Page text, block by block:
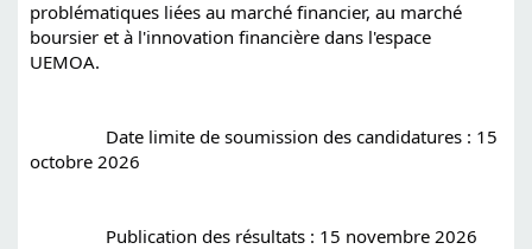
problématiques liées au marché financier, au marché
boursier et à l'innovation financière dans l'espace
UEMOA.
octobre 2026
		Publication des résultats : 15 novembre 2026